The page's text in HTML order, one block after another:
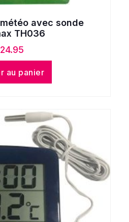
avec sonde
TH036
24.95
au panier